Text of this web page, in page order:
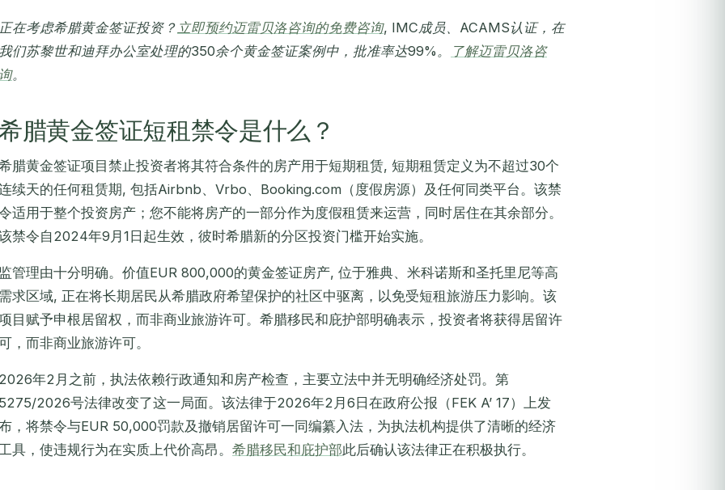
在考虑希腊黄金签证投资？ 立即预约迈雷贝洛咨询的免费咨询, IMC成员、ACAMS认证，在
们苏黎世和迪拜办公室处理的350余个黄金签证案例中，批准率达99%。
了解迈雷贝洛咨
。
腊黄金签证短租禁令是什么？
腊黄金签证项目禁止投资者将其符合条件的房产用于短期租赁, 短期租赁定义为不超过30个
续天的任何租赁期, 包括Airbnb、Vrbo、Booking.com（度假房源）及任何同类平台。该禁
适用于整个投资房产；您不能将房产的一部分作为度假租赁来运营，同时居住在其余部分。
禁令自2024年9月1日起生效，彼时希腊新的分区投资门槛开始实施。
管理由十分明确。价值EUR 800,000的黄金签证房产, 位于雅典、米科诺斯和圣托里尼等高
求区域, 正在将长期居民从希腊政府希望保护的社区中驱离，以免受短租旅游压力影响。该
目赋予申根居留权，而非商业旅游许可。希腊移民和庇护部明确表示，投资者将获得居留许
，而非商业旅游许可。
年2月之前，执法依赖行政通知和房产检查，主要立法中并无明确经济处罚。第
2026号法律改变了这一局面。该法律于2026年2月6日在政府公报（FEK A’ 17）上发
，将禁令与EUR 50,000罚款及撤销居留许可一同编纂入法，为执法机构提供了清晰的经济
具，使违规行为在实质上代价高昂。 希腊移民和庇护部此后确认该法律正在积极执行。